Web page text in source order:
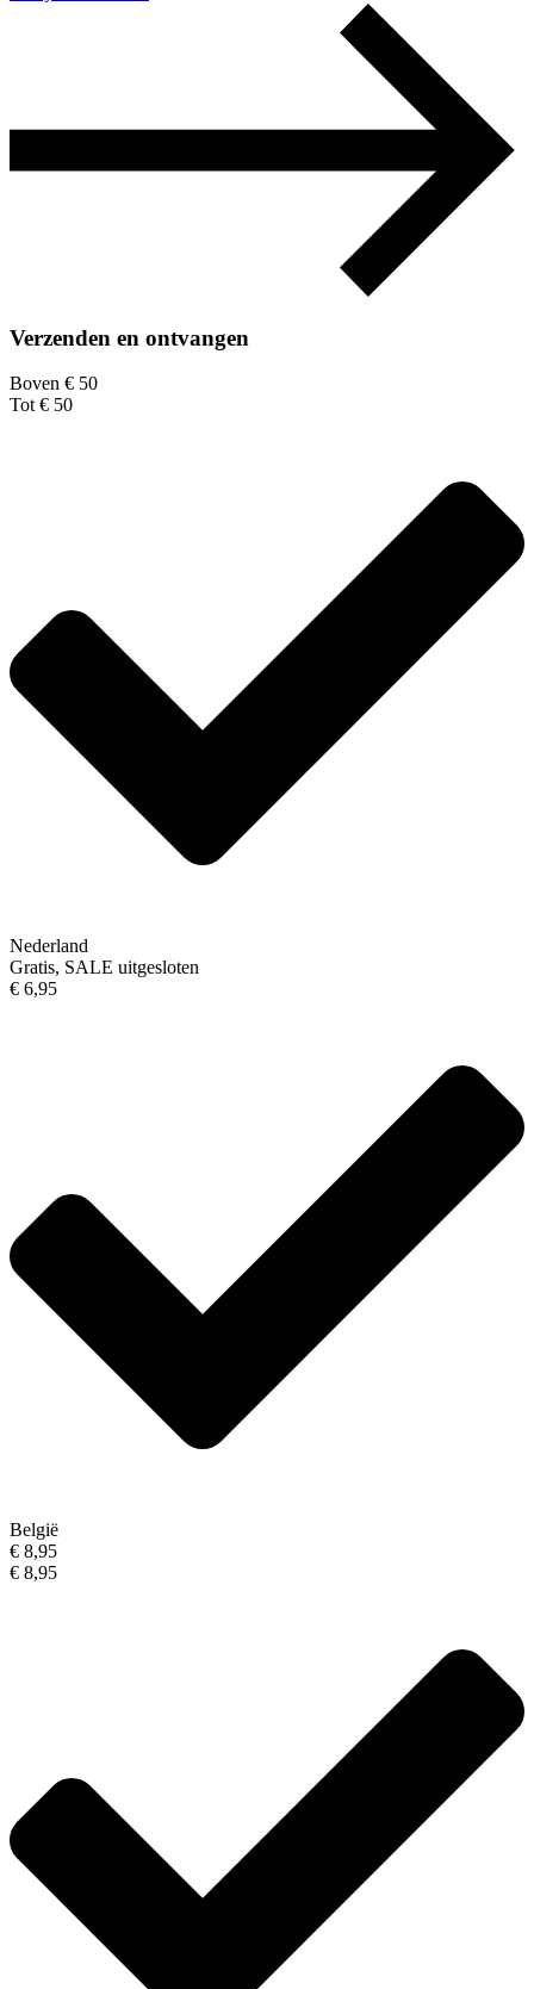
Verzenden en ontvangen
Boven € 50
Tot € 50
Nederland
Gratis, SALE uitgesloten
€ 6,95
België
€ 8,95
€ 8,95